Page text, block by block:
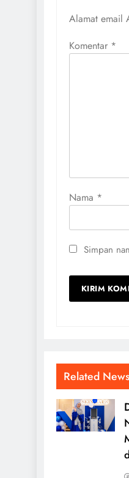
Alamat email
Komentar *
Nama *
Simpan
Related News